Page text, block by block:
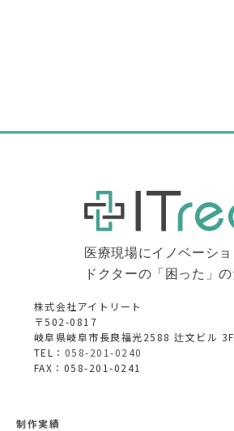
株式会社アイトリート
〒502-0817
岐阜県岐阜市長良福光2588 辻文ビル 3F
TEL： 058-201-0240
FAX：058-201-0241
制作実績